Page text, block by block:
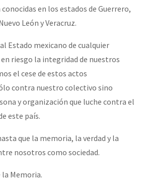
en los estados de Guerrero,
León y Veracruz.
Estado mexicano de cualquier
riesgo la integridad de nuestros
el cese de estos actos
contra nuestro colectivo sino
y organización que luche contra el
este país.
que la memoria, la verdad y la
nosotros como sociedad.
Memoria.